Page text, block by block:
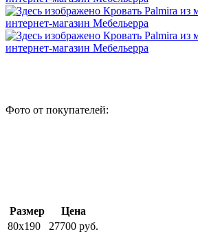
Фото от покупателей:
Размер
Цена
80x190
27700 руб.